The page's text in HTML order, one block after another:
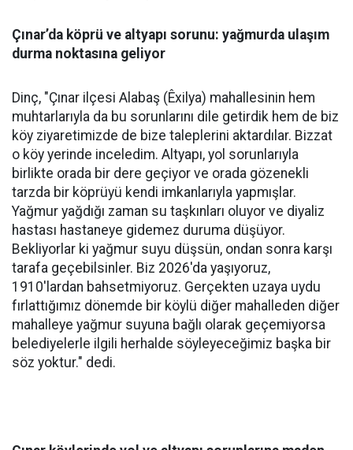
Çınar’da köprü ve altyapı sorunu: yağmurda ulaşım
durma noktasına geliyor
Dinç, "Çınar ilçesi Alabaş (Êxilya) mahallesinin hem
muhtarlarıyla da bu sorunlarını dile getirdik hem de biz
köy ziyaretimizde de bize taleplerini aktardılar. Bizzat
o köy yerinde inceledim. Altyapı, yol sorunlarıyla
birlikte orada bir dere geçiyor ve orada gözenekli
tarzda bir köprüyü kendi imkanlarıyla yapmışlar.
Yağmur yağdığı zaman su taşkınları oluyor ve diyaliz
hastası hastaneye gidemez duruma düşüyor.
Bekliyorlar ki yağmur suyu düşsün, ondan sonra karşı
tarafa geçebilsinler. Biz 2026'da yaşıyoruz,
1910'lardan bahsetmiyoruz. Gerçekten uzaya uydu
fırlattığımız dönemde bir köylü diğer mahalleden diğer
mahalleye yağmur suyuna bağlı olarak geçemiyorsa
belediyelerle ilgili herhalde söyleyeceğimiz başka bir
söz yoktur." dedi.